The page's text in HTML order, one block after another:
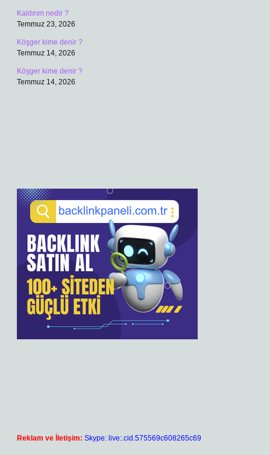
Kaldırım nedir ?
Temmuz 23, 2026
Köşger kime denir ?
Temmuz 14, 2026
Köşger kime denir ?
Temmuz 14, 2026
Reklam ve İletişim: Skype: live:.cid.575569c608265c69